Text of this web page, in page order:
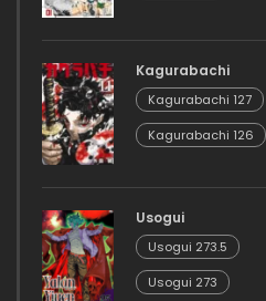
Kagurabachi
Kagurabachi 127
Kagurabachi 126
Usogui
Usogui 273.5
Usogui 273